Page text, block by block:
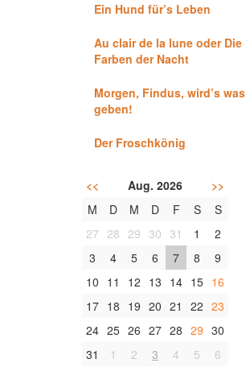
Ein Hund für’s Leben
Au clair de la lune oder Die
Farben der Nacht
Morgen, Findus, wird’s was
geben!
Der Froschkönig
<< Aug. 2026
>>
M
D M D F S
S
27 28 29 30 31 1
2
3
4 5 6 7 8
9
10 11 12 13 14 15 16
17 18 19 20 21 22 23
24 25 26 27 28 29 30
31
1 2 3 4 5 6